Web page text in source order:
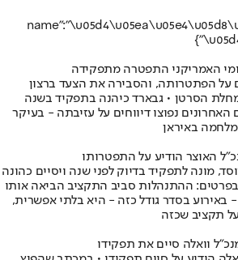
האמריקני התפטרה מתפקידה
על הפתטרותה, והסבירה את הצעד ברצון
הסרטן • גבארד כיהנה בתפקיד בשנה
האחרונים נפוצו דיווחים על עזיבתה - בעיקר
באיראן
האוצר הודיע על התפטרותו
מונה לתפקיד בדיוק לפני שנה ויסיים כהונה
ההתנהלות סביב התקציב הביאה אותו
בסדר גודל כזה - היא בלתי אפשרית,
תקציב שכזה
וואלה סיים את תפקידו